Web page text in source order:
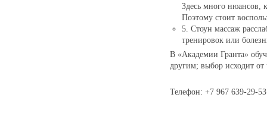
Здесь много нюансов,
Поэтому стоит
5. Стоун массаж
тренировок или
В «Академии Гранта»
другим; выбор исходит
Телефон: +7 967 639-29-53